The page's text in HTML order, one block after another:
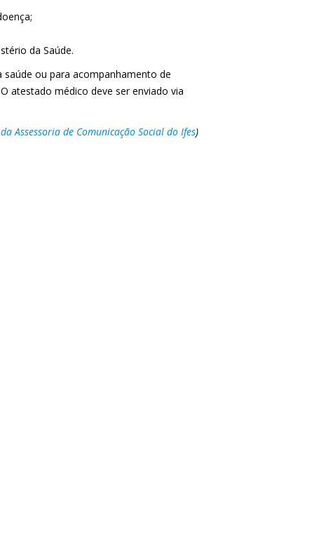
da Saúde.
ou para acompanhamento de
atestado médico deve ser enviado via
Assessoria de Comunicação Social do Ifes)